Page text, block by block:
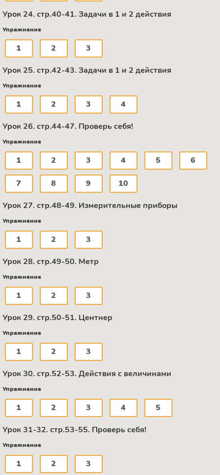
Урок 24. стр.40-41. Задачи в 1 и 2 действия
Упражнение
1 2 3
Урок 25. стр.42-43. Задачи в 1 и 2 действия
Упражнение
1 2 3 4
Урок 26. стр.44-47. Проверь себя!
Упражнение
1 2 3 4 5 6
7 8 9 10
Урок 27. стр.48-49. Измерительные приборы
Упражнение
1 2 3
Урок 28. стр.49-50. Метр
Упражнение
1 2 3
Урок 29. стр.50-51. Центнер
Упражнение
1 2 3
Урок 30. стр.52-53. Действия с величинами
Упражнение
1 2 3 4 5
Урок 31-32. стр.53-55. Проверь себя!
Упражнение
1 2 3